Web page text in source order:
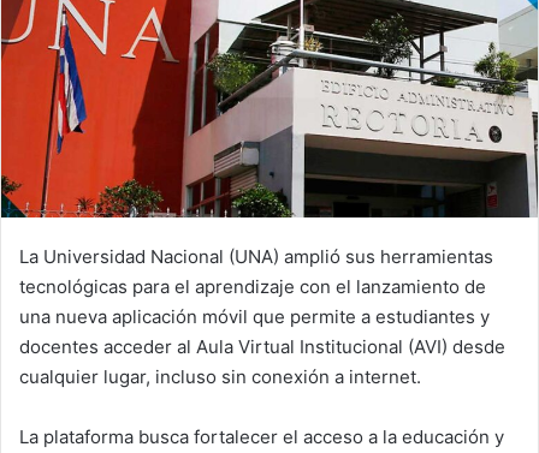
La Universidad Nacional (UNA) amplió sus herramientas
tecnológicas para el aprendizaje con el lanzamiento de
una nueva aplicación móvil que permite a estudiantes y
docentes acceder al Aula Virtual Institucional (AVI) desde
cualquier lugar, incluso sin conexión a internet.
La plataforma busca fortalecer el acceso a la educación y